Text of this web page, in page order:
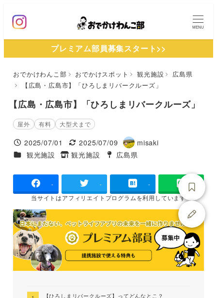
ン
MENU
プレミアム部員募集スタート>>
おでかけわんこ部 おでかけスポット 観光施設
広島県
【広島・広島市】「ひろしまリバークルーズ」
【広島・広島市】「ひろしまリバークルーズ」
屋外 有料 大型犬まで
投稿日
2025/07/01
更新日
2025/07/09
著
者
misaki
施設ジャンル
観光施設
タグ
観光施設
タグ
広島県
- - -
当サイトはアフィリエイトプログラムを利用しています
【ひろしまリバークルーズ】ってどんなとこ？